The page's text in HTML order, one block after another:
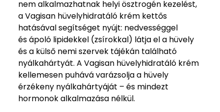
nem alkalmazhatnak helyi ösztrogén kezelést,
a Vagisan hüvelyhidratáló krém kettős
hatásával segítséget nyújt: nedvességgel
és ápoló lipidekkel (zsírokkal) látja el a hüvely
és a külső nemi szervek tájékán található
nyálkahártyát. A Vagisan hüvelyhidratáló krém
kellemesen puhává varázsolja a hüvely
érzékeny nyálkahártyáját – és mindezt
hormonok alkalmazása nélkül.